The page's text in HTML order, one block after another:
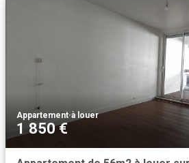
Appartement·à louer
1 850 €